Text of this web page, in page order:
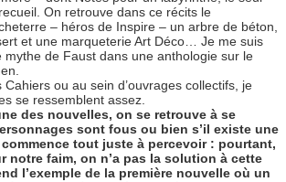
On retrouve dans ce récits le
– héros de Inspire – un arbre de béton,
et une marqueterie Art Déco… Je me suis
mythe de Faust dans une anthologie sur le
ou au sein d’ouvrages collectifs, je
se ressemblent assez.
des nouvelles, on se retrouve à se
sont fous ou bien s’il existe une
tout juste à percevoir : pourtant,
notre faim, on n’a pas la solution à cette
l’exemple de la première nouvelle où un